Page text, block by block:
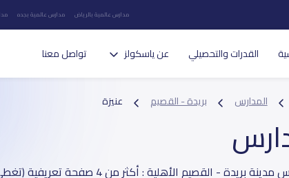
مدارس عالمية بالرياض مدارس عالمية بجده
القدرات والتحصيلي عن ياسكولز تواصل معنا
المدارس بريدة - القصيم عنيزة